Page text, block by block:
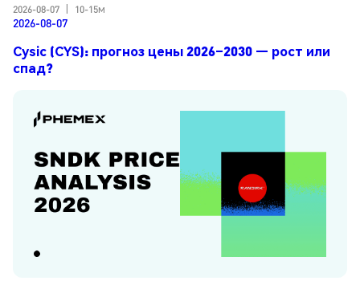
2026-08-07
10-15м
2026-08-07
Cysic (CYS): прогноз цены 2026–2030 — рост или
спад?